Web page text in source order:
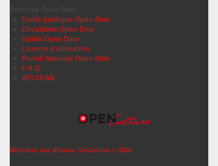
Cadre juridique Open Data
Circulaires Open Data
Guide Open Data
Licence d'utilisation
Portail National Open Data
F.A.Q
API CKAN
Ministère des Affaires Culturelles © 2026